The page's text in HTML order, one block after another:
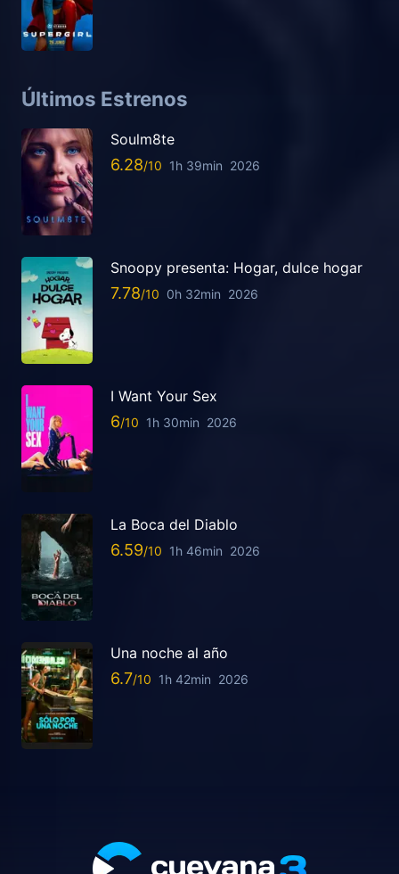
Últimos Estrenos
Soulm8te
6.28 1h 39min 2026
Snoopy presenta: Hogar, dulce hogar
7.78 0h 32min 2026
I Want Your Sex
6 1h 30min 2026
La Boca del Diablo
6.59 1h 46min 2026
Una noche al año
6.7 1h 42min 2026